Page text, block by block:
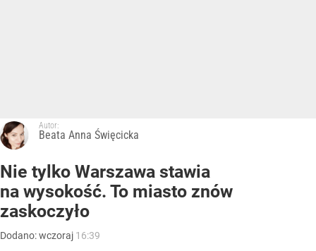
Autor:
Beata Anna Święcicka
Nie tylko Warszawa stawia
na wysokość. To miasto znów
zaskoczyło
Dodano:wczoraj 16:39